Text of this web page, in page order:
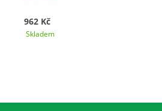
962 Kč
Skladem